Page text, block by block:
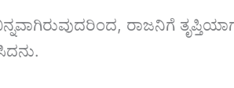
ರಾಜನಿಗೆ